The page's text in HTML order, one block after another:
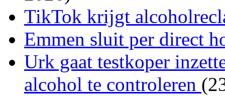
TikTok krijgt
Emmen sluit per direct
Urk gaat testkoper
alcohol te controleren